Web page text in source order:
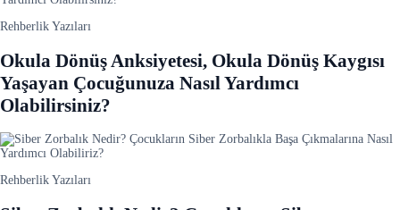
Rehberlik Yazıları
Okula Dönüş Anksiyetesi, Okula Dönüş Kaygısı
Yaşayan Çocuğunuza Nasıl Yardımcı
Olabilirsiniz?
Rehberlik Yazıları